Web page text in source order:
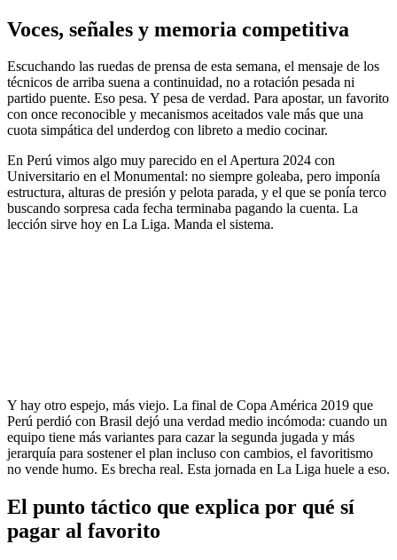
Voces, señales y memoria competitiva
Escuchando las ruedas de prensa de esta semana, el mensaje de los
técnicos de arriba suena a continuidad, no a rotación pesada ni
partido puente. Eso pesa. Y pesa de verdad. Para apostar, un favorito
con once reconocible y mecanismos aceitados vale más que una
cuota simpática del underdog con libreto a medio cocinar.
En Perú vimos algo muy parecido en el Apertura 2024 con
Universitario en el Monumental: no siempre goleaba, pero imponía
estructura, alturas de presión y pelota parada, y el que se ponía terco
buscando sorpresa cada fecha terminaba pagando la cuenta. La
lección sirve hoy en La Liga. Manda el sistema.
Y hay otro espejo, más viejo. La final de Copa América 2019 que
Perú perdió con Brasil dejó una verdad medio incómoda: cuando un
equipo tiene más variantes para cazar la segunda jugada y más
jerarquía para sostener el plan incluso con cambios, el favoritismo
no vende humo. Es brecha real. Esta jornada en La Liga huele a eso.
El punto táctico que explica por qué sí
pagar al favorito